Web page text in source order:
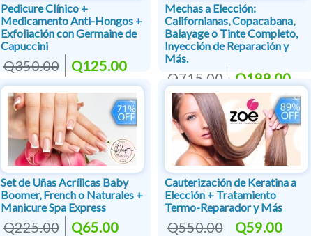
Pedicure Clínico +
Medicamento Anti-Hongos +
Exfoliación con Germaine de
Capuccini
Q350.00 Q125.00
Mechas a Elección:
Californianas, Copacabana,
Balayage o Tinte Completo,
Inyección de Reparación y
Más.
Q715.00 Q199.00
Set de Uñas Acrílicas Baby
Boomer, French o Naturales +
Manicure Spa Express
Q225.00 Q65.00
Cauterización de Keratina a
Elección + Tratamiento
Termo-Reparador y Más
Q550.00 Q59.00